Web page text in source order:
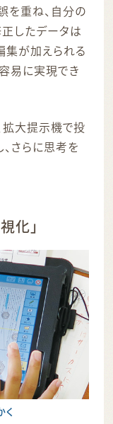
を重ね、自分の
正したデータは
集が加えられる
易に実現でき
拡大提示機で投
さらに思考を
化」
く